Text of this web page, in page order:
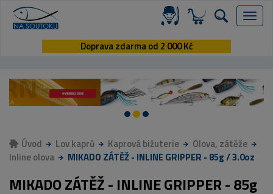
Menu
Doprava zdarma od 2 000 Kč
Úvod Lov kaprů Kaprová bižuterie
Olova, zátěže
Inline olova
MIKADO ZÁTĚŽ - INLINE GRIPPER - 85g / 3.0oz
MIKADO ZÁTĚŽ - INLINE GRIPPER - 85g